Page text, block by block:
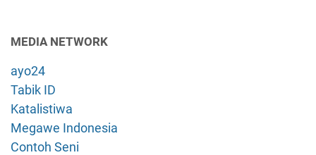
MEDIA NETWORK
ayo24
Tabik ID
Katalistiwa
Megawe Indonesia
Contoh Seni